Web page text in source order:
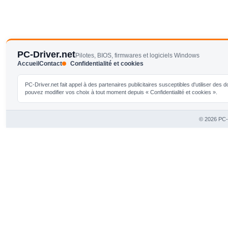
PC-Driver.netPilotes, BIOS, firmwares et logiciels Windows
AccueilContact Confidentialité et cookies
PC-Driver.net fait appel à des partenaires publicitaires susceptibles d'utiliser
pouvez modifier vos choix à tout moment depuis « Confidentialité et cookies ».
© 2026